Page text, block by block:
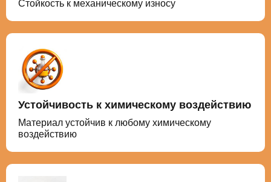
Стойкость к механическому износу
Устойчивость к химическому воздействию
Материал устойчив к любому химическому
воздействию